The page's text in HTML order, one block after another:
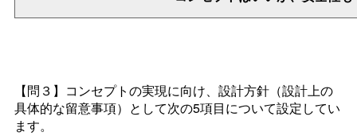
【問３】コンセプトの実現に向け、設計方針（設計上の
具体的な留意事項）として次の5項目について設定してい
ます。